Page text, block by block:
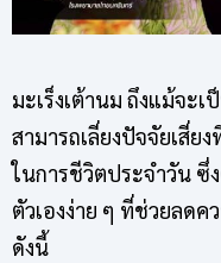
มะเร็งเต้านม ถึงแม้จะ
สามารถเลี่ยงปัจจัยเสี่ย
ในการชีวิตประจำวัน ซึ่
ตัวเองง่าย ๆ ที่ช่วยลดค
ดังนี้